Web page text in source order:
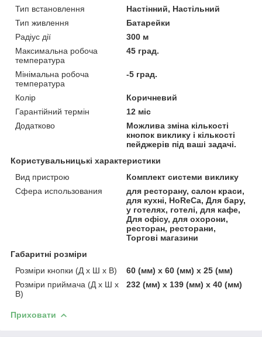
Тип встановлення
Настінний, Настільний
Тип живлення
Батарейки
Радіус дії
300 м
Максимальна робоча
температура
45 град.
Мінімальна робоча
температура
-5 град.
Колір
Коричневий
Гарантійний термін
12 міс
Додатково
Можлива зміна кількості
кнопок виклику і кількості
пейджерів під ваші задачі.
Користувальницькі характеристики
Вид пристрою
Комплект системи виклику
Сфера использования
для ресторану, салон краси,
для кухні, HoReCa, Для бару,
у готелях, готелі, для кафе,
Для офісу, для охорони,
ресторан, ресторани,
Торгові магазини
Габаритні розміри
Розміри кнопки (Д х Ш х В)
60 (мм) х 60 (мм) х 25 (мм)
Розміри приймача (Д х Ш х
В)
232 (мм) х 139 (мм) х 40 (мм)
Приховати